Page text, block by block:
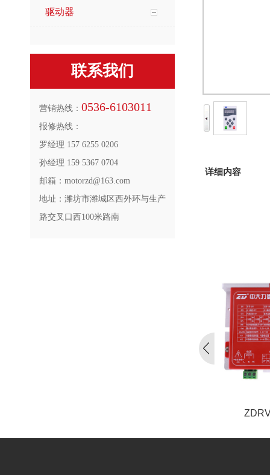
驱动器
联系我们
营销热线： 0536-6103011
报修热线：
罗经理 157 6255 0206
孙经理 159 5367 0704
邮箱：motorzd@163.com
地址：潍坊市潍城区西外环与生产
路交叉口西100米路南
详细内容